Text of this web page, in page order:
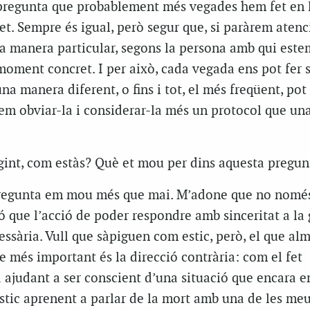
que probablement més vegades hem fet
Sempre és igual, però segur que, si paràrem
manera particular, segons la persona amb qui
concret. I per això, cada vegada ens pot fer
manera diferent, o fins i tot, el més freqüent, pot
obviar-la i considerar-la més un protocol que
com estàs? Què et mou per dins aquesta
em mou més que mai. M’adone que no
l’acció de poder respondre amb sinceritat a la
Vull que sàpiguen com estic, però, el que
més important és la direcció contrària: com el fet
ajudant a ser conscient d’una situació que encara
aprenent a parlar de la mort amb una de les